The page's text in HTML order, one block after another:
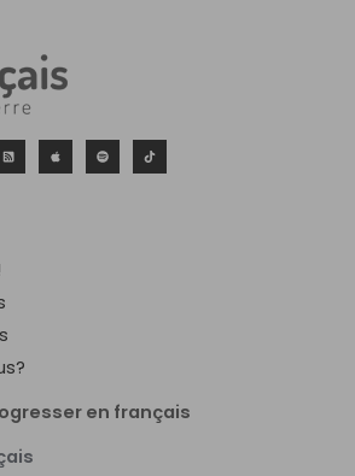
en français